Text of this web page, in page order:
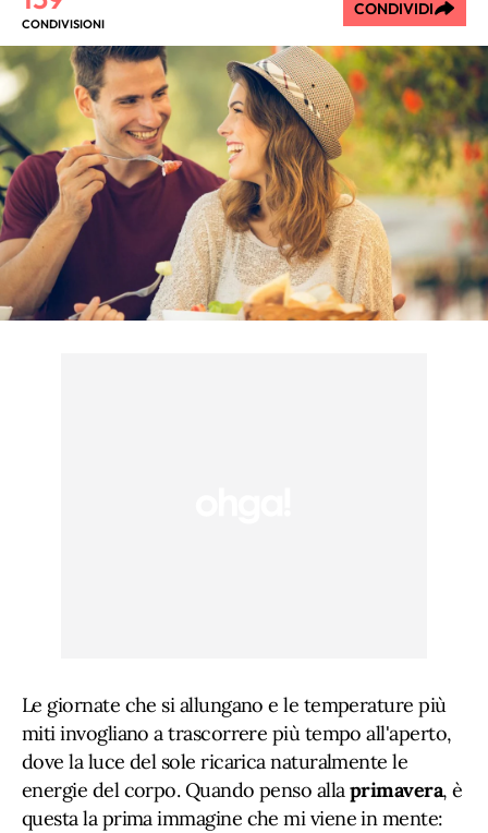
CONDIVISIONI
CONDIVIDI
Le giornate che si allungano e le temperature più
miti invogliano a trascorrere più tempo all'aperto,
dove la luce del sole ricarica naturalmente le
energie del corpo. Quando penso allaprimavera, è
questa la prima immagine che mi viene in mente: